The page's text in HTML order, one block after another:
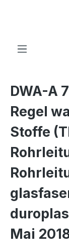
DWA-A
Regel
Stoffe
Mai